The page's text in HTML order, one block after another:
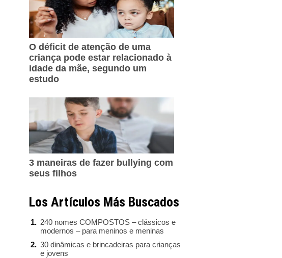
O déficit de atenção de uma
criança pode estar relacionado à
idade da mãe, segundo um
estudo
3 maneiras de fazer bullying com
seus filhos
Los Artículos Más Buscados
240 nomes COMPOSTOS – clássicos e
modernos – para meninos e meninas
30 dinâmicas e brincadeiras para crianças
e jovens